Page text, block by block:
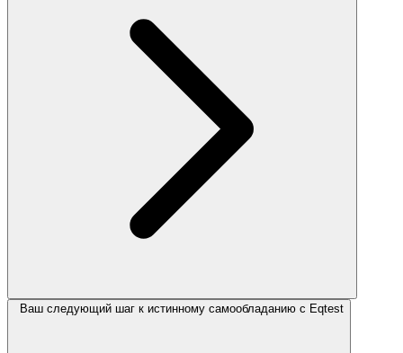
Ваш следующий шаг к истинному самообладанию с Eqtest